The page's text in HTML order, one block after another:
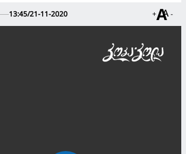
13:45/21-11-2020 + -